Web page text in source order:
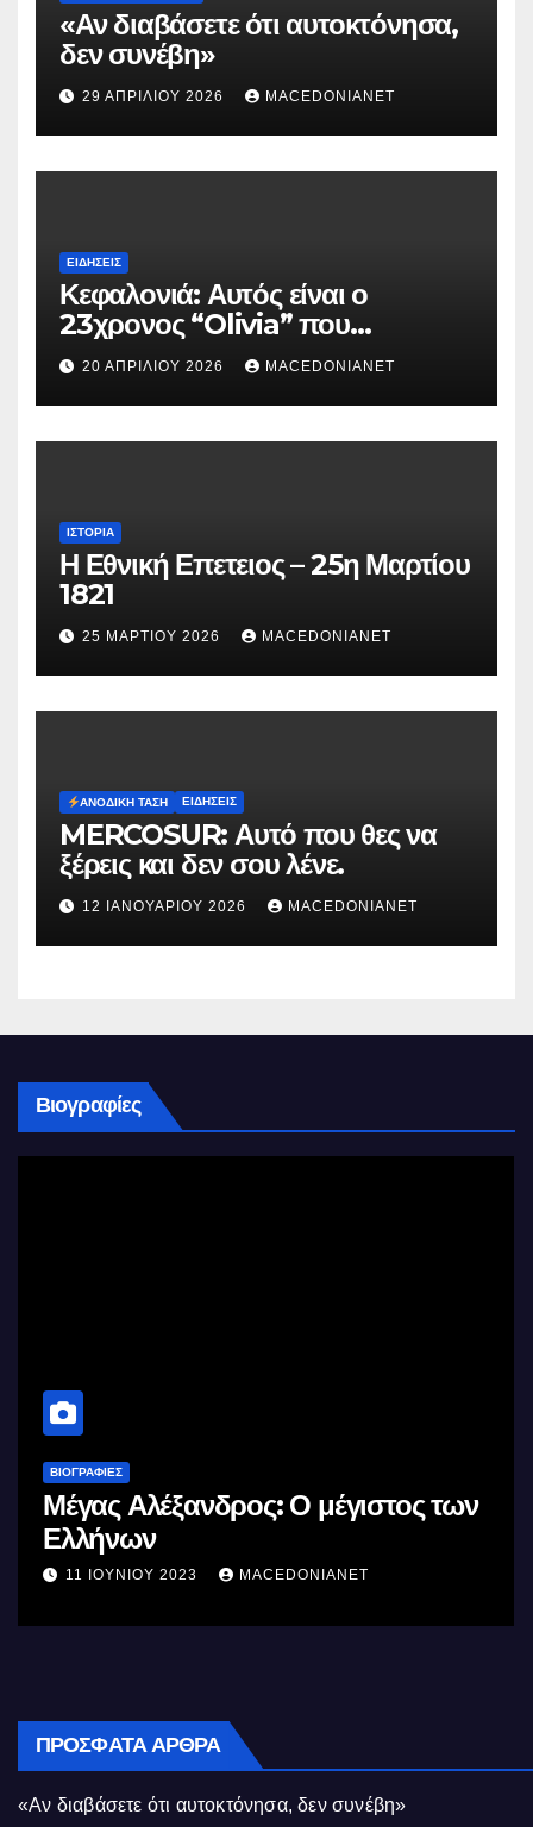
«Αν διαβάσετε ότι αυτοκτόνησα,
δεν συνέβη»
29 ΑΠΡΙΛΊΟΥ 2026 MACEDONIANET
ΕΙΔΉΣΕΙΣ
Κεφαλονιά: Αυτός είναι ο
23χρονος “Olivia” που
κατηγορείται για τον θάνατο της
Μυρτούς
20 ΑΠΡΙΛΊΟΥ 2026 MACEDONIANET
ΙΣΤΟΡΊΑ
Η Εθνική Επετειος – 25η Μαρτίου
1821
25 ΜΑΡΤΊΟΥ 2026 MACEDONIANET
ΑΝΟΔΙΚΉ ΤΆΣΗ ΕΙΔΉΣΕΙΣ
MERCOSUR: Αυτό που θες να
ξέρεις και δεν σου λένε.
12 ΙΑΝΟΥΑΡΊΟΥ 2026 MACEDONIANET
Βιογραφίες
ΒΙΟΓΡΑΦΊΕΣ
Μέγας Αλέξανδρος: Ο μέγιστος των
Ελλήνων
11 ΙΟΥΝΊΟΥ 2023 MACEDONIANET
ΠΡΌΣΦΑΤΑ ΆΡΘΡΑ
«Αν διαβάσετε ότι αυτοκτόνησα, δεν συνέβη»